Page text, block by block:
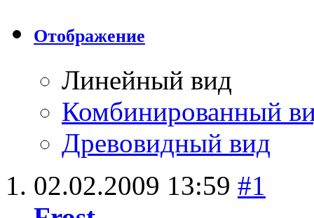
Отображение
Линейный вид
Комбинированный
Древовидный вид
02.02.2009 13:59 #1